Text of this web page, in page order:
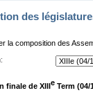
des
la composition des
finale de XIIIe Term (04/